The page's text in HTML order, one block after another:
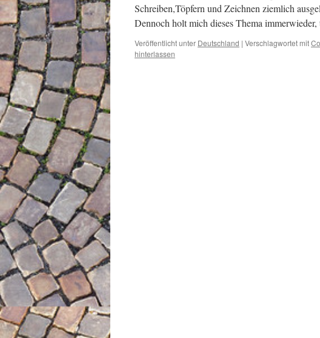
Schreiben,Töpfern und Zeichnen ziemlich
Dennoch holt mich dieses Thema
Veröffentlicht unter Deutschland | Verschlagwortet mit
hinterlassen